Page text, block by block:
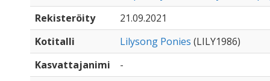
Rekisteröity
21.09.2021
Kotitalli
Lilysong Ponies (LILY1986)
Kasvattajanimi
-